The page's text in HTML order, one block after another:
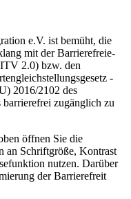
e.V. ist bemüht, die
mit der Barrierefreie-
2.0) bzw. den
-
2016/2102 des
barrierefrei zugänglich zu
öffnen Sie die
an Schriftgröße, Kontrast
nutzen. Darüber
der Barrierefreit